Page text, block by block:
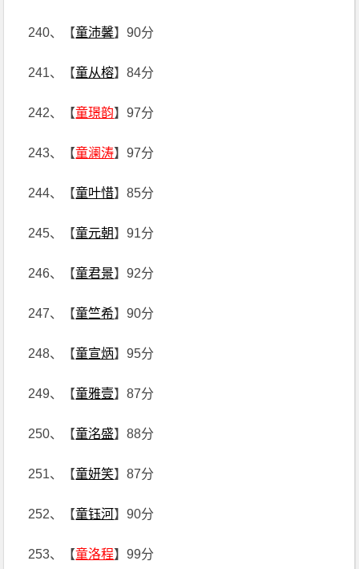
240、【童沛馨】90分
241、【童从榕】84分
242、【童璟韵】97分
243、【童澜涛】97分
244、【童叶惜】85分
245、【童元朝】91分
246、【童君景】92分
247、【童竺希】90分
248、【童宣炳】95分
249、【童雅壹】87分
250、【童洺盛】88分
251、【童妍笑】87分
252、【童钰河】90分
253、【童洛程】99分